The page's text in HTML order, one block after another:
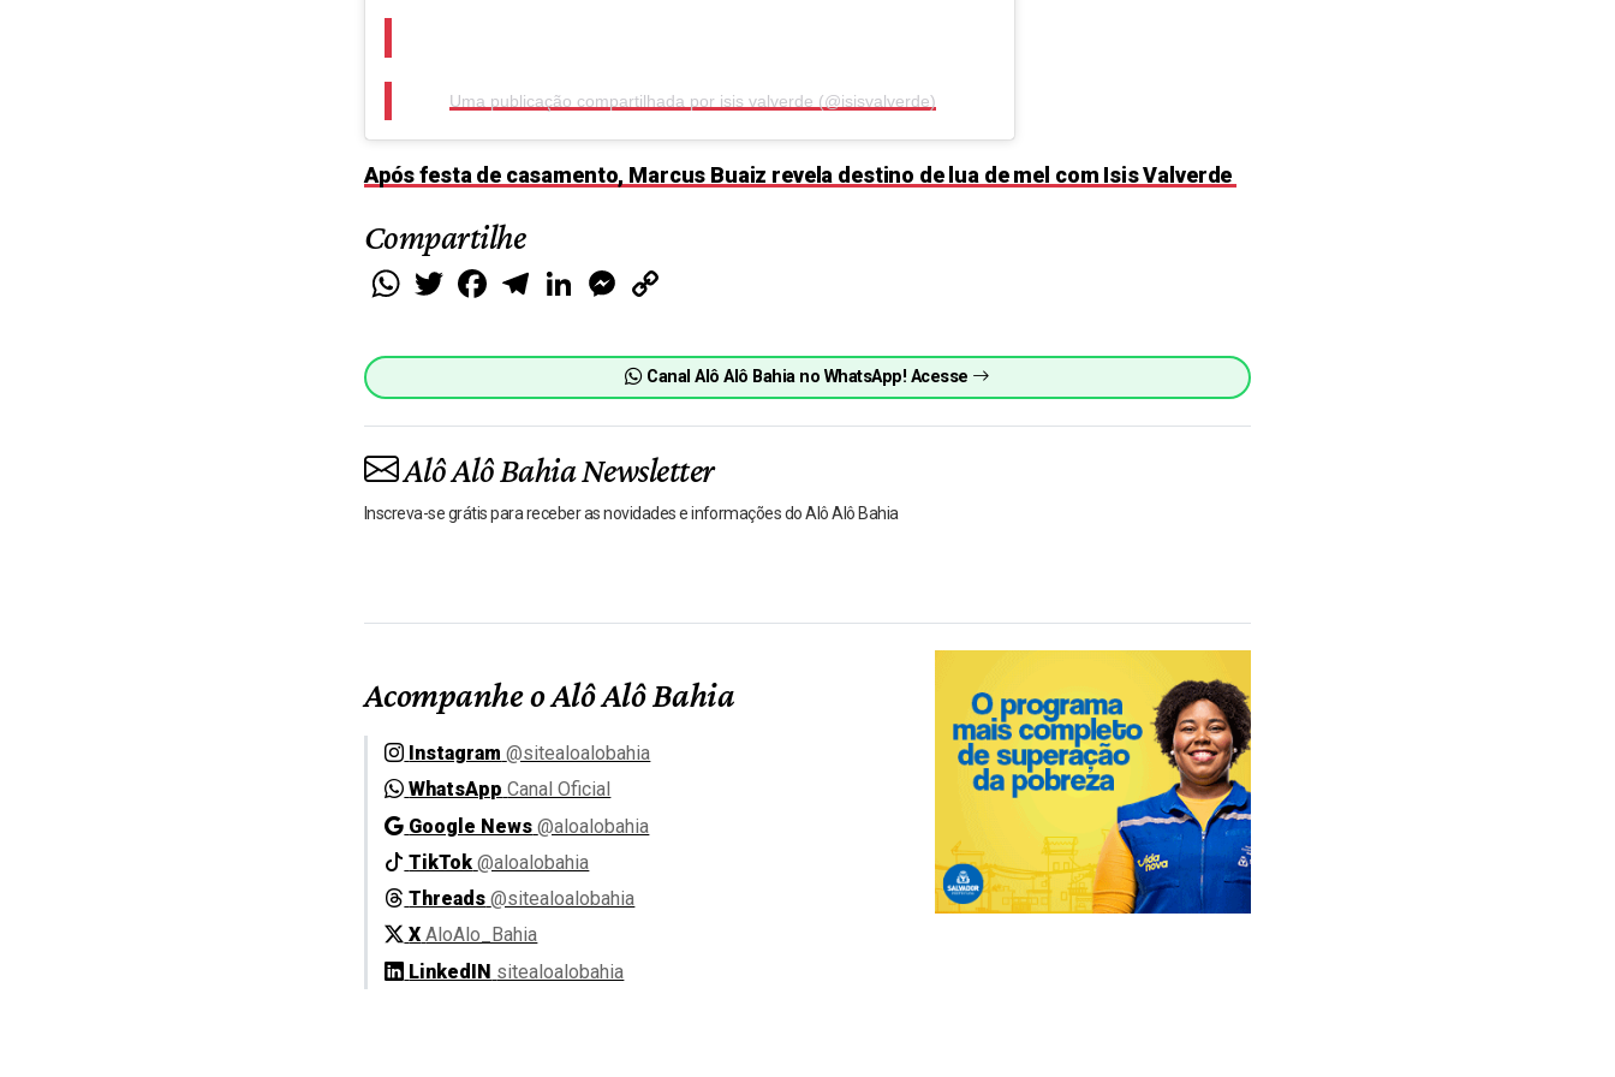
Uma publicação compartilhada por isis valverde (@isisvalverde)
Após festa de casamento, Marcus Buaiz revela destino de lua de mel com Isis Valverde
Compartilhe
WhatsApp
Twitter FacebookTelegramLinkedIn Messenger
Canal Alô Alô Bahia no WhatsApp! Acesse
Alô Alô Bahia Newsletter
Inscreva-se grátis para receber as novidades e informações do Alô Alô Bahia
Acompanhe o Alô Alô Bahia
Instagram @sitealoalobahia
WhatsApp Canal Oficial
Google News @aloalobahia
TikTok @aloalobahia
Threads @sitealoalobahia
X AloAlo_Bahia
LinkedIN sitealoalobahia